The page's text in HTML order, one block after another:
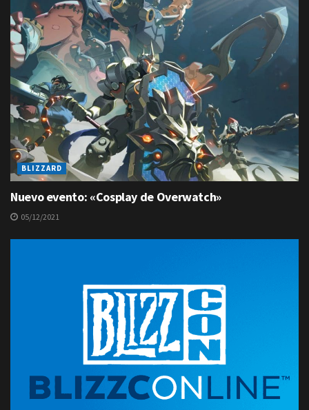
BLIZZARD
Nuevo evento: «Cosplay de Overwatch»
05/12/2021